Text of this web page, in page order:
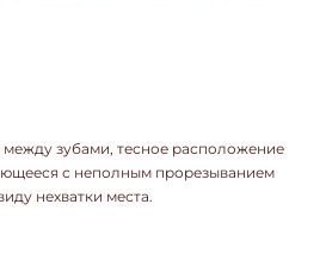
зубами, тесное расположение
с неполным прорезыванием
нехватки места.